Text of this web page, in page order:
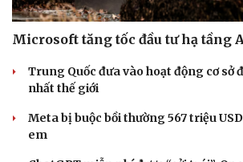
Microsoft tăng tốc đầu tư hạ tầng
Trung Quốc đưa vào hoạt động cơ sở
nhất thế giới
Meta bị buộc bồi thường 567 triệu
em